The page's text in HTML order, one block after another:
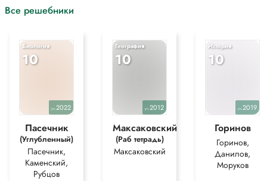
Все решебники
Биология
10
уч.2022
Пасечник
(Углубленный)
Пасечник,
Каменский,
Рубцов
География
10
уч.2012
Максаковский
(Раб тетрадь)
Максаковский
История
10
уч.2019
Горинов
Горинов,
Данилов,
Моруков